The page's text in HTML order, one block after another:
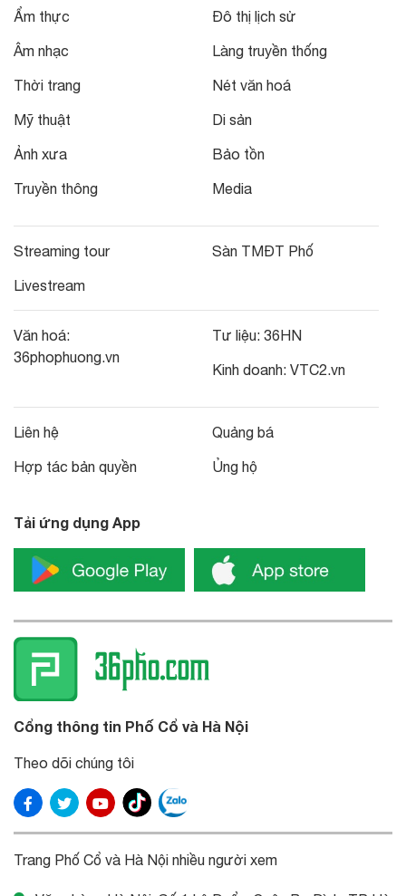
Ẩm thực
Âm nhạc
Thời trang
Mỹ thuật
Ảnh xưa
Truyền thông
Đô thị lịch sử
Làng truyền thống
Nét văn hoá
Di sản
Bảo tồn
Media
Streaming tour
Livestream
Sàn TMĐT Phố
Văn hoá:
36phophuong.vn
Tư liệu: 36HN
Kinh doanh: VTC2.vn
Liên hệ
Hợp tác bản quyền
Quảng bá
Ủng hộ
Tải ứng dụng App
Cổng thông tin Phố Cổ và Hà Nội
Theo dõi chúng tôi
Trang Phố Cổ và Hà Nội nhiều người xem